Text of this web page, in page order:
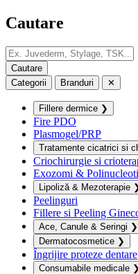
Cautare
Categorii Branduri ✕
Fillere dermice ❯
Fire PDO
Plasmogel/PRP
Tratamente cicatrici si
Criochirurgie si
Exozomi &
Lipoliză & Mezoterapie
Peelinguri
Fillere si Peeling
Ace, Canule & Seringi ❯
Dermatocosmetice ❯
Îngrijire proteze dentare
Consumabile medicale ❯